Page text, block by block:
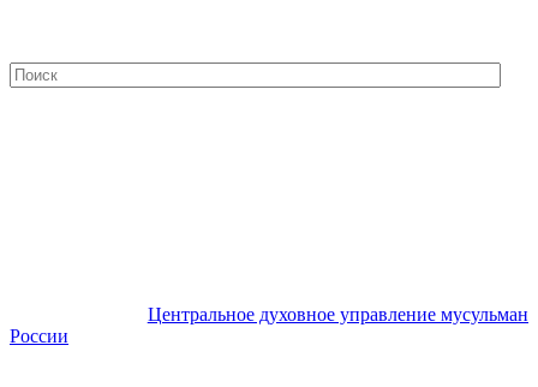
Центральное духовное управление мусульман
России